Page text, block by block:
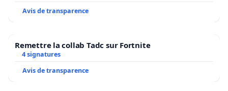
⚠️ Vous recevrez un e-mail contenant un lien pour
manuellement plus de
Avis de transparence
Remettre la collab Tadc sur Fortnite
4 signatures
Avis de transparence